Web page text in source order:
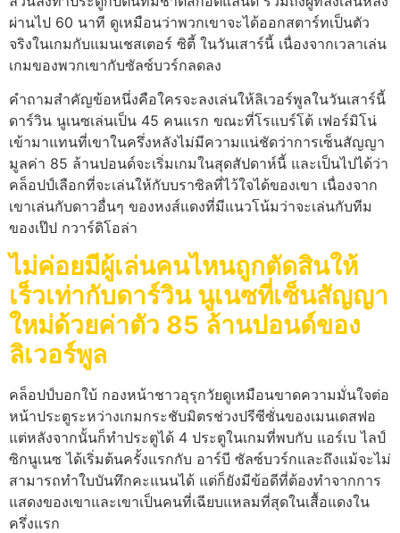
ผ่านไป 60 นาที ดูเหมือนว่าพวกเขาจะได้ออกสตาร์ทเป็นตัว
จริงในเกมกับแมนเชสเตอร์ ซิตี้ ในวันเสาร์นี้ เนื่องจากเวลาเล่น
เกมของพวกเขากับซัลซ์บวร์กลดลง
คำถามสำคัญข้อหนึ่งคือใครจะลงเล่นให้ลิเวอร์พูลในวันเสาร์นี้
ดาร์วิน นูเนซเล่นเป็น 45 คนแรก ขณะที่โรแบร์โต้ เฟอร์มิโน่
เข้ามาแทนที่เขาในครึ่งหลังไม่มีความแน่ชัดว่าการเซ็นสัญญา
มูลค่า 85 ล้านปอนด์จะเริ่มเกมในสุดสัปดาห์นี้ และเป็นไปได้ว่า
คล็อปป์เลือกที่จะเล่นให้กับบราซิลที่ไว้ใจได้ของเขา เนื่องจาก
เขาเล่นกับดาวอื่นๆ ของหงส์แดงที่มีแนวโน้มว่าจะเล่นกับทีม
ของเป๊ป กวาร์ดิโอล่า
ไม่ค่อยมีผู้เล่นคนไหนถูกตัดสินให้
เร็วเท่ากับดาร์วิน นูเนซที่เซ็นสัญญา
ใหม่ด้วยค่าตัว 85 ล้านปอนด์ของ
ลิเวอร์พูล
คล็อปป์บอกใบ้ กองหน้าชาวอุรุกวัยดูเหมือนขาดความมั่นใจต่อ
หน้าประตูระหว่างเกมกระชับมิตรช่วงปรีซีซั่นของเมนเดสฟอ
แต่หลังจากนั้นก็ทำประตูได้ 4 ประตูในเกมที่พบกับ แอร์เบ ไลป์
ซิกนูเนซ ได้เริ่มต้นครั้งแรกกับ อาร์บี ซัลซ์บวร์กและถึงแม้จะไม่
สามารถทำใบบันทึกคะแนนได้ แต่ก็ยังมีข้อดีที่ต้องทำจากการ
แสดงของเขาและเขาเป็นคนที่เฉียบแหลมที่สุดในเสื้อแดงใน
ครึ่งแรก